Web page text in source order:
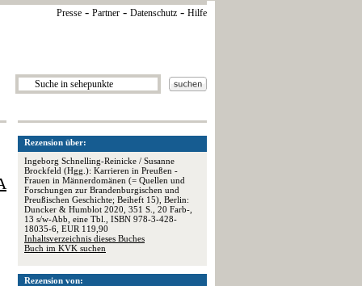
Presse - Partner - Datenschutz - Hilfe
Rezension über:
Ingeborg Schnelling-Reinicke / Susanne
Brockfeld (Hgg.): Karrieren in Preußen -
Frauen in Männerdomänen (= Quellen und
Forschungen zur Brandenburgischen und
Preußischen Geschichte; Beiheft 15), Berlin:
Duncker & Humblot 2020, 351 S., 20 Farb-,
13 s/w-Abb, eine Tbl., ISBN 978-3-428-
18035-6, EUR 119,90
Inhaltsverzeichnis dieses Buches
Buch im KVK suchen
Rezension von: